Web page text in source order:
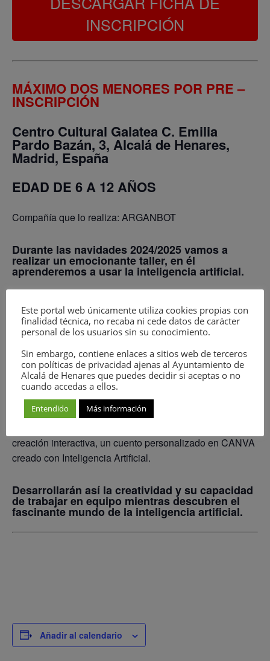
INSCRIPCIÓN
MÁXIMO DOS MENORES POR PRE –
INSCRIPCIÓN
Centro Cultural Galatea C. Emilia
Pardo Bazán, 3, Alcalá de Henares,
Madrid, España
EDAD DE 6 A 12 AÑOS
Compañía que lo realiza: ARGANBOT
Durante las navidades 2024/2025 vamos a
realizar un emocionante taller, en él
aprenderemos a usar la inteligencia artificial.
entrenamiento de la IA con música, dibujo de imágenes,
LEGO, etc.
Luego, a través de actividades divertidas y creativas, los
participantes utilizarán herramientas de IA para
desarrollar su propio proyecto.
creación interactiva, un cuento personalizado en CANVA
creado con Inteligencia Artificial.
Desarrollarán así la creatividad y su capacidad
de trabajar en equipo mientras descubren el
fascinante mundo de la inteligencia artificial.
Añadir al calendario
Este portal web únicamente utiliza cookies propias con
finalidad técnica, no recaba ni cede datos de carácter
personal de los usuarios sin su conocimiento.
Sin embargo, contiene enlaces a sitios web de terceros
con políticas de privacidad ajenas al Ayuntamiento de
Alcalá de Henares que puedes decidir si aceptas o no
cuando accedas a ellos.
Entendido Más información